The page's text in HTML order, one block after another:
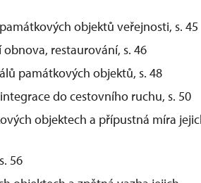
objektů veřejnosti, s. 45
restaurování, s. 46
památkových objektů, s. 48
do cestovního ruchu, s. 50
objektech a přípustná míra
56